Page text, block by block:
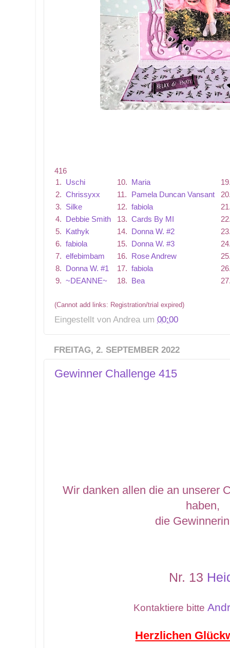
416
1.
Uschi 10. Maria
2. Chrissyxx 11. Pamela Duncan Vansant
3.
Silke 12. fabiola
4.
Debbie Smith 13. Cards By MI
5.
Kathyk 14. Donna W. #2
6. fabiola 15. Donna W. #3
7. elfebimbam 16. Rose Andrew
8.
Donna W. #1 17. fabiola
9. ~DEANNE~ 18. Bea
(Cannot add links: Registration/trial expired)
Eingestellt von Andrea um 00:00
FREITAG, 2. SEPTEMBER 2022
Gewinner Challenge 415
Wir danken allen die an unserer
haben,
die
Nr. 13
Kontaktiere bitte
Herzlichen